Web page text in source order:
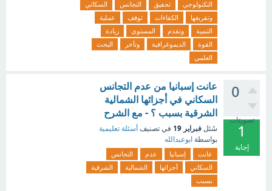
التكنولوجي
تحقيق التجانس
السكاني
وتفريغها
الكفاءات توقف
عملية
التنمية
وتقدم المستوى
زيادة
القوة
الديموغرافية وتأخر
البحث
العلمي
0
تصويتات
1
إجابة
عانت إسبانيا من عدم التجانس
السكاني في أجزائها الشمالية
الشرقية بسبب ؟ - مع الشرح
سُئل فبراير 19 في تصنيف أسئلة تعليمية
بواسطة ابوعبدالله
عانت إسبانيا عدم
التجانس
السكاني
أجزائها الشمالية
الشرقية
بسبب